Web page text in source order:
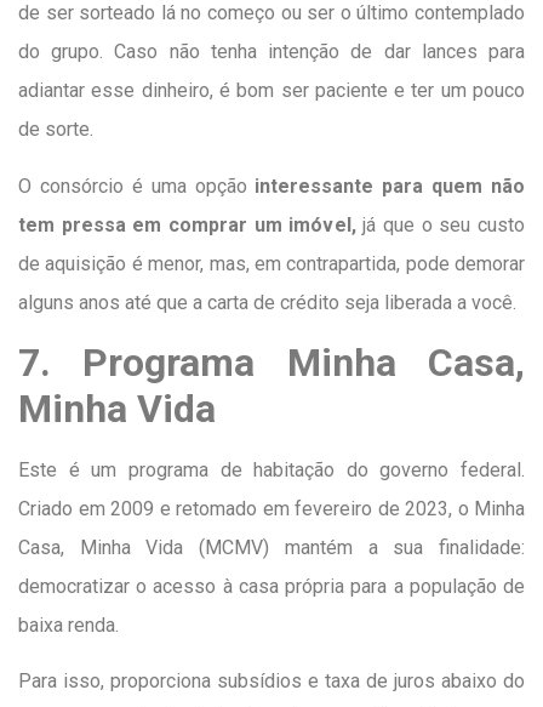
de ser sorteado lá no começo ou ser o último contemplado
do grupo. Caso não tenha intenção de dar lances para
adiantar esse dinheiro, é bom ser paciente e ter um pouco
de sorte.
O consórcio é uma opção interessante para quem não
tem pressa em comprar um imóvel,já que o seu custo
de aquisição é menor, mas, em contrapartida, pode demorar
alguns anos até que a carta de crédito seja liberada a você.
7. Programa Minha Casa,
Minha Vida
Este é um programa de habitação do governo federal.
Criado em 2009 e retomado em fevereiro de 2023, o Minha
Casa, Minha Vida (MCMV) mantém a sua finalidade:
democratizar o acesso à casa própria para a população de
baixa renda.
Para isso, proporciona subsídios e taxa de juros abaixo do